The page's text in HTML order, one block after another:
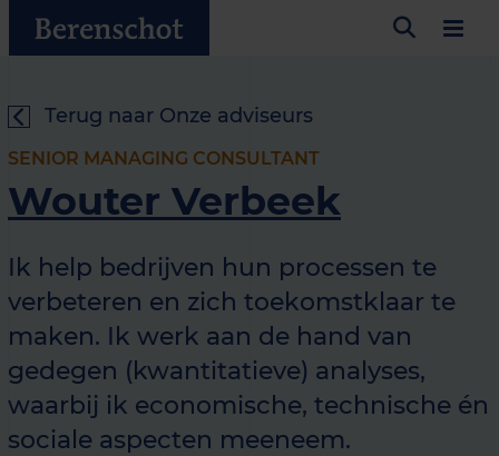
Terug naar Onze adviseurs
SENIOR MANAGING CONSULTANT
Wouter Verbeek
Ik help bedrijven hun processen te
verbeteren en zich toekomstklaar te
maken. Ik werk aan de hand van
gedegen (kwantitatieve) analyses,
waarbij ik economische, technische én
sociale aspecten meeneem.